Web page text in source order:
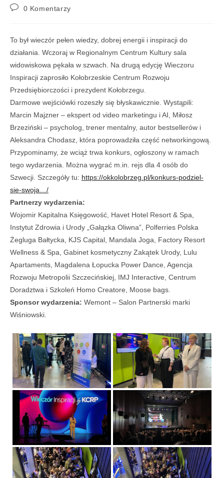
0 Komentarzy
To był wieczór pełen wiedzy, dobrej energii i inspiracji do
działania. Wczoraj w Regionalnym Centrum Kultury sala
widowiskowa pękała w szwach. Na drugą edycję Wieczoru
Inspiracji zaprosiło Kołobrzeskie Centrum Rozwoju
Przedsiębiorczości i prezydent Kołobrzegu.
Darmowe wejściówki rozeszły się błyskawicznie. Wystąpili:
Marcin Majzner – ekspert od video marketingu i AI, Miłosz
Brzeziński – psycholog, trener mentalny, autor bestsellerów i
Aleksandra Chodasz, która poprowadziła część networkingową.
Przypominamy, że wciąż trwa konkurs, ogłoszony w ramach
tego wydarzenia. Można wygrać m.in. rejs dla 4 osób do
Szwecji. Szczegóły tu: https://okkolobrzeg.pl/konkurs-podziel-
sie-swoja…/
Partnerzy wydarzenia:
Wojomir Kapitalna Księgowość, Havet Hotel Resort & Spa,
Instytut Zdrowia i Urody „Gałązka Oliwna”, Polferries Polska
Żegluga Bałtycka, KJS Capital, Mandala Joga, Factory Resort
Wellness & Spa, Gabinet kosmetyczny Zakątek Urody, Lulu
Apartaments, Magdalena Łopucka Power Dance, Agencja
Rozwoju Metropolii Szczecińskiej, IMJ Interactive, Centrum
Doradztwa i Szkoleń Homo Creatore, Moose bags.
Sponsor wydarzenia: Wemont – Salon Partnerski marki
Wiśniowski.